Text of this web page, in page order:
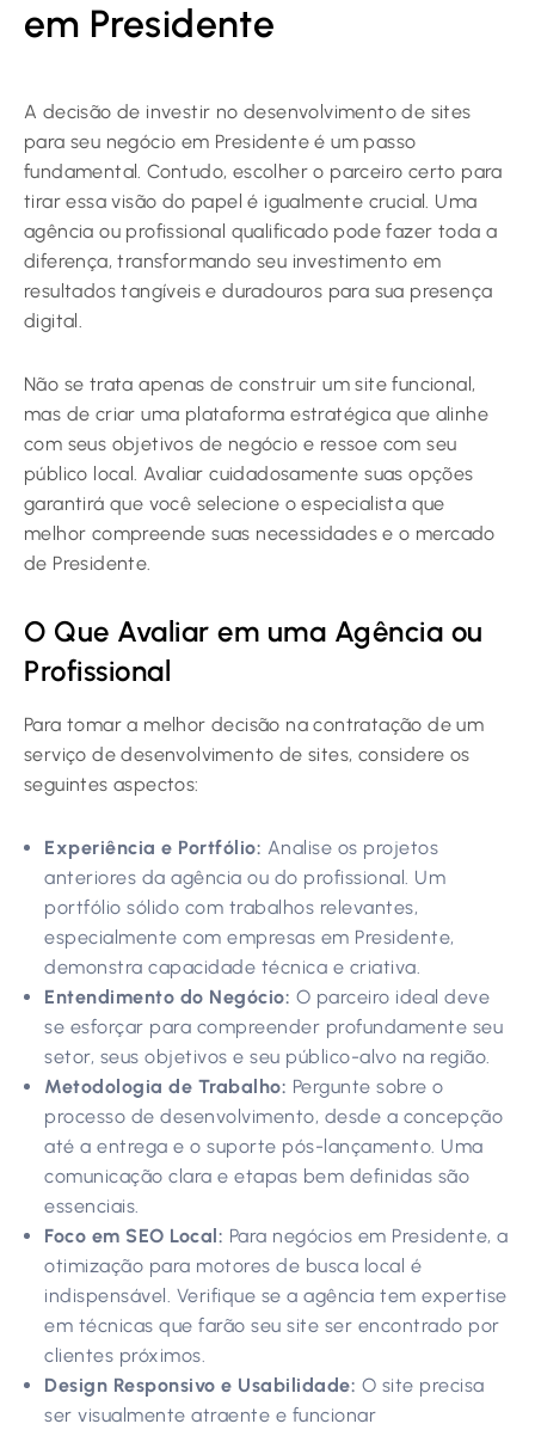
em Presidente
A decisão de investir no desenvolvimento de sites
para seu negócio em Presidente é um passo
fundamental. Contudo, escolher o parceiro certo para
tirar essa visão do papel é igualmente crucial. Uma
agência ou profissional qualificado pode fazer toda a
diferença, transformando seu investimento em
resultados tangíveis e duradouros para sua presença
digital.
Não se trata apenas de construir um site funcional,
mas de criar uma plataforma estratégica que alinhe
com seus objetivos de negócio e ressoe com seu
público local. Avaliar cuidadosamente suas opções
garantirá que você selecione o especialista que
melhor compreende suas necessidades e o mercado
de Presidente.
O Que Avaliar em uma Agência ou
Profissional
Para tomar a melhor decisão na contratação de um
serviço de desenvolvimento de sites, considere os
seguintes aspectos:
Experiência e Portfólio: Analise os projetos
anteriores da agência ou do profissional. Um
portfólio sólido com trabalhos relevantes,
especialmente com empresas em Presidente,
demonstra capacidade técnica e criativa.
Entendimento do Negócio: O parceiro ideal deve
se esforçar para compreender profundamente seu
setor, seus objetivos e seu público-alvo na região.
Metodologia de Trabalho: Pergunte sobre o
processo de desenvolvimento, desde a concepção
até a entrega e o suporte pós-lançamento. Uma
comunicação clara e etapas bem definidas são
essenciais.
Foco em SEO Local: Para negócios em Presidente, a
otimização para motores de busca local é
indispensável. Verifique se a agência tem expertise
em técnicas que farão seu site ser encontrado por
clientes próximos.
Design Responsivo e Usabilidade: O site precisa
ser visualmente atraente e funcionar